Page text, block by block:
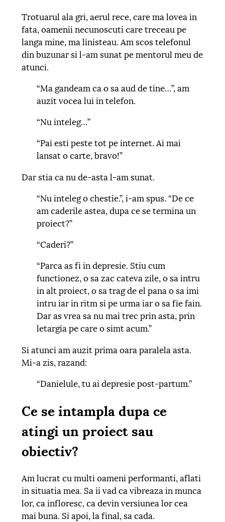
Trotuarul ala gri, aerul rece, care ma lovea in
fata, oamenii necunoscuti care treceau pe
langa mine, ma linisteau. Am scos telefonul
din buzunar si l-am sunat pe mentorul meu de
atunci.
“Ma gandeam ca o sa aud de tine…”, am
auzit vocea lui in telefon.
“Nu inteleg…”
“Pai esti peste tot pe internet. Ai mai
lansat o carte, bravo!”
Dar stia ca nu de-asta l-am sunat.
“Nu inteleg o chestie.”, i-am spus. “De ce
am caderile astea, dupa ce se termina un
proiect?”
“Caderi?”
“Parca as fi in depresie. Stiu cum
functionez, o sa zac cateva zile, o sa intru
in alt proiect, o sa trag de el pana o sa imi
intru iar in ritm si pe urma iar o sa fie fain.
Dar as vrea sa nu mai trec prin asta, prin
letargia pe care o simt acum.”
Si atunci am auzit prima oara paralela asta.
Mi-a zis, razand:
“Danielule, tu ai depresie post-partum.”
Ce se intampla dupa ce
atingi un proiect sau
obiectiv?
Am lucrat cu multi oameni performanti, aflati
in situatia mea. Sa ii vad ca vibreaza in munca
lor, ca infloresc, ca devin versiunea lor cea
mai buna. Si apoi, la final, sa cada.